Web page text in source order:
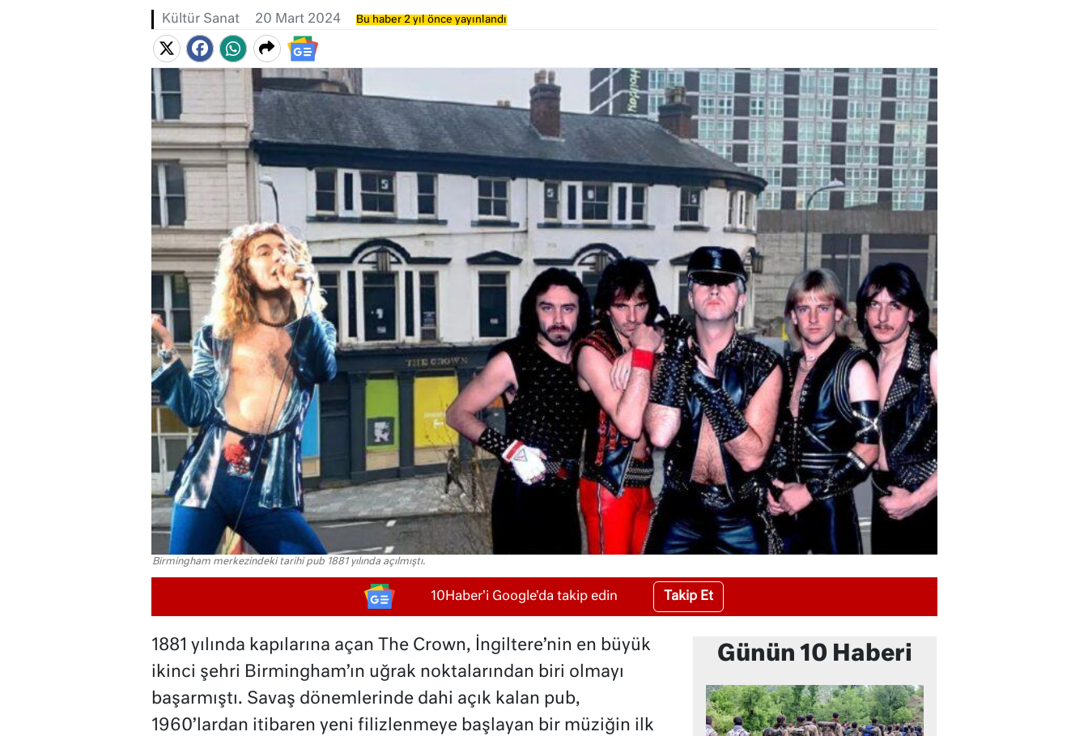
Kültür Sanat 20 Mart 2024 Bu haber 2 yıl önce yayınlandı
Birmingham merkezindeki tarihi pub 1881 yılında açılmıştı.
10Haber'i Google'da takip edin Takip Et
1881 yılında kapılarına açan The Crown, İngiltere’nin en büyük
ikinci şehri Birmingham’ın uğrak noktalarından biri olmayı
başarmıştı. Savaş dönemlerinde dahi açık kalan pub,
1960’lardan itibaren yeni filizlenmeye başlayan bir müziğin ilk
Günün 10 Haberi